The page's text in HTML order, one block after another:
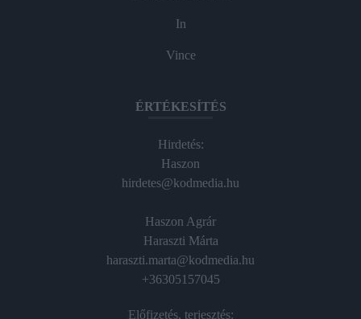
In
Vince
ÉRTÉKESÍTÉS
Hirdetés:
Haszon
hirdetes@kodmedia.hu
Haszon Agrár
Haraszti Márta
haraszti.marta@kodmedia.hu
+36305157045
Előfizetés, terjesztés: